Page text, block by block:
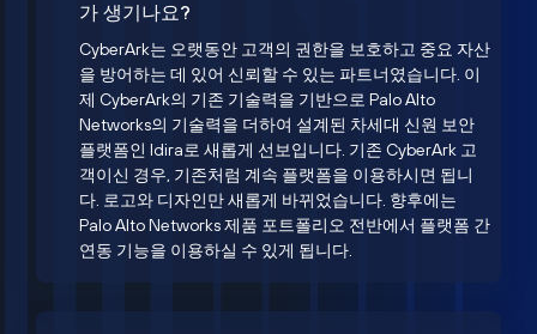
가 생기나요?
CyberArk는 오랫동안 고객의 권한을 보호하고 중요 자산
을 방어하는 데 있어 신뢰할 수 있는 파트너였습니다. 이
제 CyberArk의 기존 기술력을 기반으로 Palo Alto
Networks의 기술력을 더하여 설계된 차세대 신원 보안
플랫폼인 Idira로 새롭게 선보입니다. 기존 CyberArk 고
객이신 경우, 기존처럼 계속 플랫폼을 이용하시면 됩니
다. 로고와 디자인만 새롭게 바뀌었습니다. 향후에는
Palo Alto Networks 제품 포트폴리오 전반에서 플랫폼 간
연동 기능을 이용하실 수 있게 됩니다.